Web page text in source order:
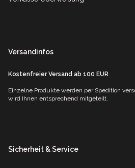
Versandinfos
Kostenfreier Versand ab 100 EUR
Einzelne Produkte werden per Spedition
wird Ihnen entsprechend mitgeteilt.
Sicherheit & Service